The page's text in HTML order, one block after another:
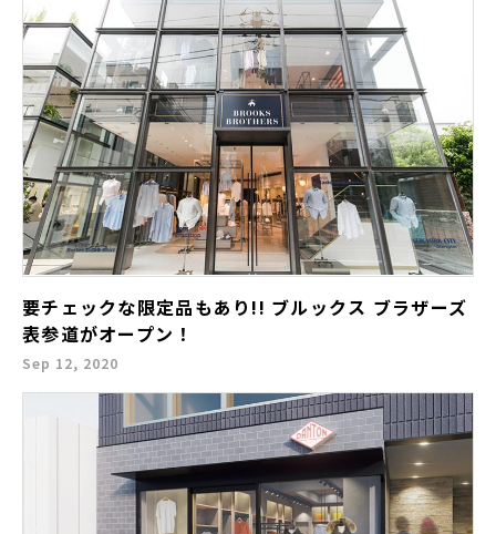
要チェックな限定品もあり!! ブルックス ブラザーズ
表参道がオープン！
Sep 12, 2020